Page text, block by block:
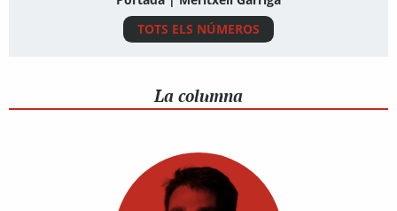
TOTS ELS NÚMEROS
La columna